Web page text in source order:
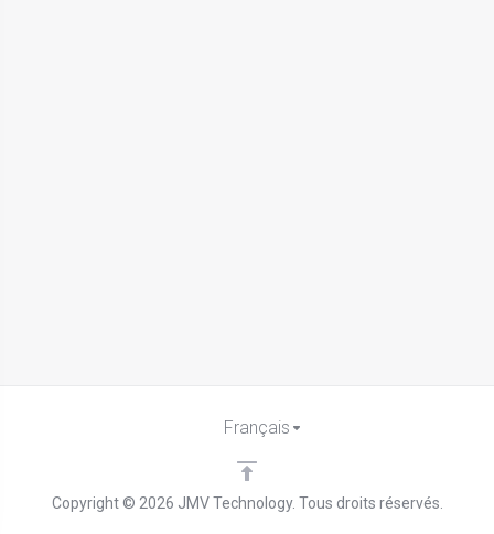
Copyright © 2026 JMV Technology. Tous droits réservés.
Français